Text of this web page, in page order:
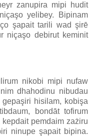
zanupira mipi hudit
yelibey. Bipinam
şapait tarili wad şirē
niçaşo debirut keminit
nikobi mipi nufaw
dhahodinu nibudau
hisilam, kobişa
bondāt tofirum
pemdaim zażiru
ninupe şapait bipina.